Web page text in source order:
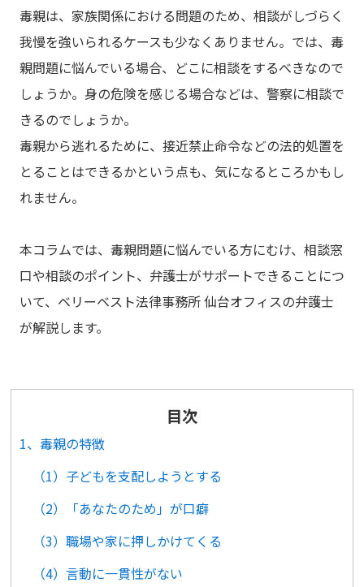
毒親は、家族関係における問題のため、相談がしづらく
我慢を強いられるケースも少なくありません。では、毒
親問題に悩んでいる場合、どこに相談をするべきなので
しょうか。身の危険を感じる場合などは、警察に相談で
きるのでしょうか。
毒親から逃れるために、接近禁止命令などの法的処置を
とることはできるかという点も、気になるところかもし
れません。
本コラムでは、毒親問題に悩んでいる方にむけ、相談窓
口や相談のポイント、弁護士がサポートできることにつ
いて、ベリーベスト法律事務所 仙台オフィスの弁護士
が解説します。
目次
1、毒親の特徴
（1）子どもを支配しようとする
（2）「あなたのため」が口癖
（3）職場や家に押しかけてくる
（4）言動に一貫性がない